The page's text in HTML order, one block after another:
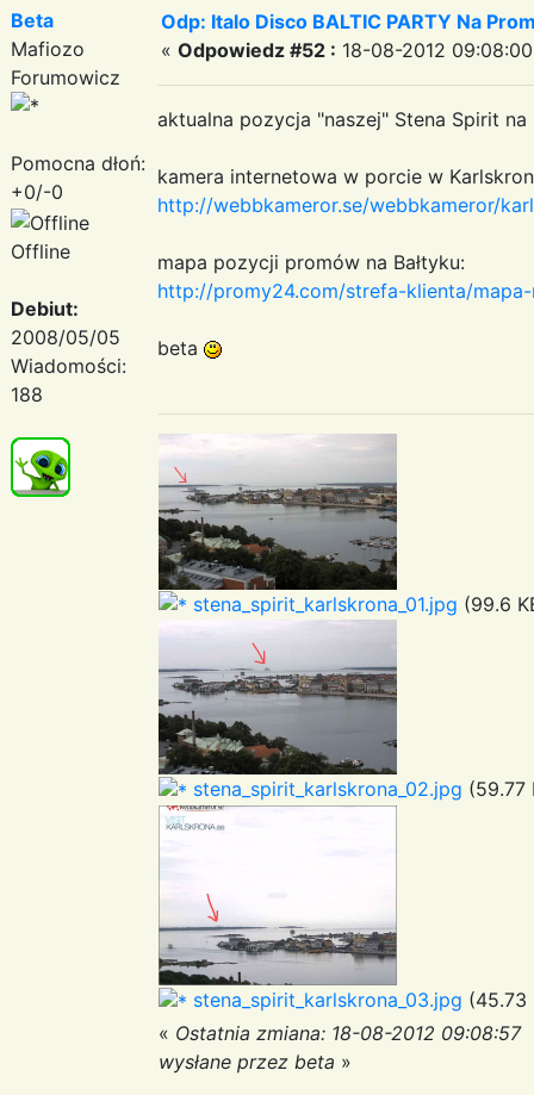
Beta
Mafiozo
Forumowicz
Pomocna dłoń:
+0/-0
Offline
Debiut:
2008/05/05
Wiadomości:
188
Odp: Italo Disco BALTIC PARTY Na
« Odpowiedz #52 : 18-08-2012
aktualna pozycja "naszej" Stena Spirit na
kamera internetowa w porcie w
http://webbkameror.se/webbkameror/
mapa pozycji promów na Bałtyku:
http://promy24.com/strefa-klienta/
beta
stena_spirit_karlskrona_01.jpg (99.6
stena_spirit_karlskrona_02.jpg (59.77
stena_spirit_karlskrona_03.jpg (45.73
« Ostatnia zmiana: 18-08-2012 09:08:57
wysłane przez beta »